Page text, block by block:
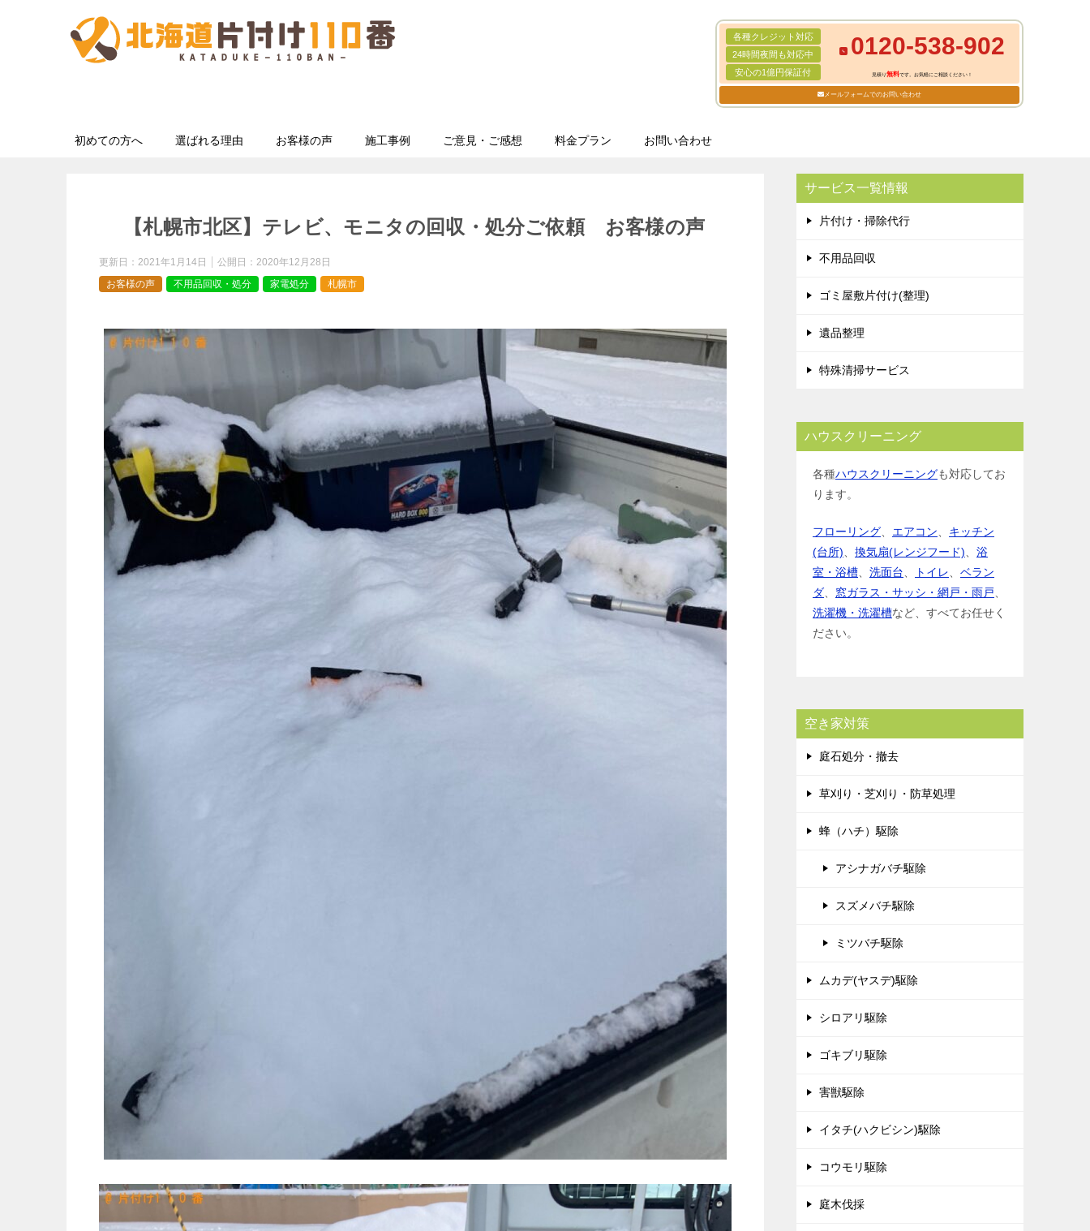
各種クレジット対応
24時間夜間も対応中
安心の1億円保証付
0120-538-902
見積り無料です。お気軽にご相談ください！
メールフォームでのお問い合わせ
初めての方へ 選ばれる理由 お客様の声 施工事例 ご意見・ご感想 料金プラン お問い合わせ
【札幌市北区】テレビ、モニタの回収・処分ご依頼 お客様の声
更新日： 2021年1月14日 公開日： 2020年12月28日
お客様の声
不用品回収・処分 家電処分 札幌市
サービス一覧情報
片付け・掃除代行
不用品回収
ゴミ屋敷片付け(整理)
遺品整理
特殊清掃サービス
ハウスクリーニング
各種ハウスクリーニングも対応してお
ります。
フローリング エアコン
キッチン
(台所)
換気扇(レンジフード)
浴
室・浴槽
洗面台 トイレ
ベラン
ダ
窓ガラス・サッシ・網戸・雨戸
洗濯機・洗濯槽など、すべてお任せく
ださい。
空き家対策
庭石処分・撤去
草刈り・芝刈り・防草処理
蜂（ハチ）駆除
アシナガバチ駆除
スズメバチ駆除
ミツバチ駆除
ムカデ(ヤスデ)駆除
シロアリ駆除
ゴキブリ駆除
害獣駆除
イタチ(ハクビシン)駆除
コウモリ駆除
庭木伐採